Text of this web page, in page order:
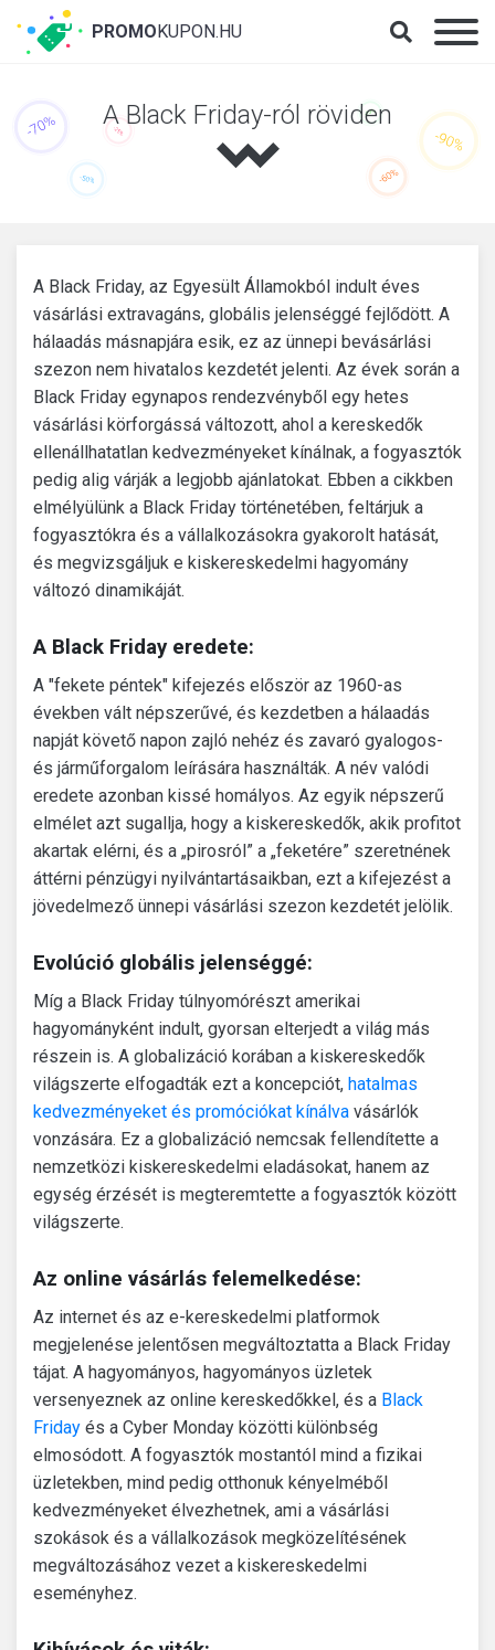
A Black Friday-ról röviden
A Black Friday, az Egyesült Államokból indult éves
vásárlási extravagáns, globális jelenséggé fejlődött. A
hálaadás másnapjára esik, ez az ünnepi bevásárlási
szezon nem hivatalos kezdetét jelenti. Az évek során a
Black Friday egynapos rendezvényből egy hetes
vásárlási körforgássá változott, ahol a kereskedők
ellenállhatatlan kedvezményeket kínálnak, a fogyasztók
pedig alig várják a legjobb ajánlatokat. Ebben a cikkben
elmélyülünk a Black Friday történetében, feltárjuk a
fogyasztókra és a vállalkozásokra gyakorolt ​​hatását,
és megvizsgáljuk e kiskereskedelmi hagyomány
változó dinamikáját.
A Black Friday eredete:
A "fekete péntek" kifejezés először az 1960-as
években vált népszerűvé, és kezdetben a hálaadás
napját követő napon zajló nehéz és zavaró gyalogos-
és járműforgalom leírására használták. A név valódi
eredete azonban kissé homályos. Az egyik népszerű
elmélet azt sugallja, hogy a kiskereskedők, akik profitot
akartak elérni, és a „pirosról” a „feketére” szeretnének
áttérni pénzügyi nyilvántartásaikban, ezt a kifejezést a
jövedelmező ünnepi vásárlási szezon kezdetét jelölik.
Evolúció globális jelenséggé:
Míg a Black Friday túlnyomórészt amerikai
hagyományként indult, gyorsan elterjedt a világ más
részein is. A globalizáció korában a kiskereskedők
világszerte elfogadták ezt a koncepciót, hatalmas
kedvezményeket és promóciókat kínálva vásárlók
vonzására. Ez a globalizáció nemcsak fellendítette a
nemzetközi kiskereskedelmi eladásokat, hanem az
egység érzését is megteremtette a fogyasztók között
világszerte.
Az online vásárlás felemelkedése:
Az internet és az e-kereskedelmi platformok
megjelenése jelentősen megváltoztatta a Black Friday
tájat. A hagyományos, hagyományos üzletek
versenyeznek az online kereskedőkkel, és a Black
Friday és a Cyber ​​Monday közötti különbség
elmosódott. A fogyasztók mostantól mind a fizikai
üzletekben, mind pedig otthonuk kényelméből
kedvezményeket élvezhetnek, ami a vásárlási
szokások és a vállalkozások megközelítésének
megváltozásához vezet a kiskereskedelmi
eseményhez.
PROMOKUPON.HU